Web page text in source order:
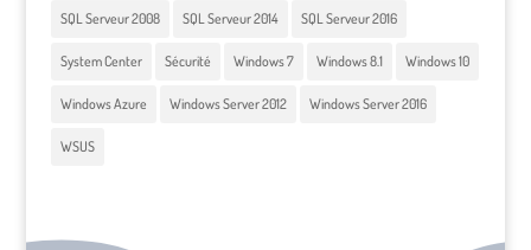
SQL Serveur 2008 SQL Serveur 2014 SQL Serveur 2016
System Center Sécurité Windows 7 Windows 8.1 Windows 10
Windows Azure Windows Server 2012 Windows Server 2016
WSUS